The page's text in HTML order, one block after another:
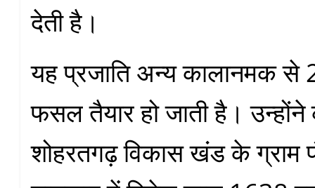
देती है।
यह प्रजाति अन्य कालानमक से
फसल तैयार हो जाती है। उन्होंने
शोहरतगढ़ विकास खंड के ग्राम